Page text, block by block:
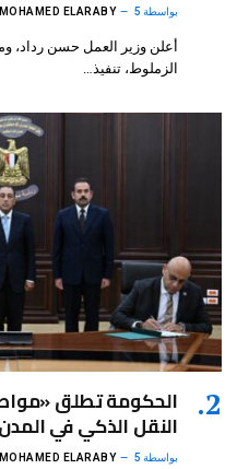
بواسطة MOHAMED ELARABY 5 أغسطس، 2026
أعلن وزير العمل حسن رداد،
الزملوط، تنفيذ…
الحكومة تطلق
النقل الذكي في
بواسطة MOHAMED ELARABY 5 أغسطس، 2026